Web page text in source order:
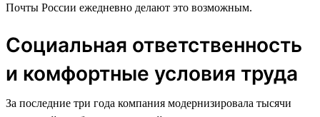
Почты России ежедневно делают это возможным.
Социальная ответственность
и комфортные условия труда
За последние три года компания модернизировала тысячи